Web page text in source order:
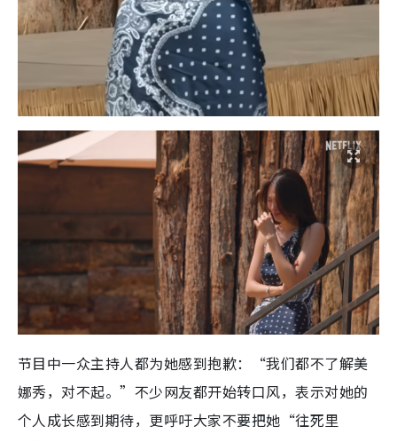
节目中一众主持人都为她感到抱歉：“我们都不了解美
娜秀，对不起。”不少网友都开始转口风，表示对她的
个人成长感到期待，更呼吁大家不要把她“往死里